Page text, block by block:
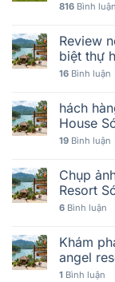
816 Bình luận
Review
biệt thự
16 Bình luận
hách
House
19 Bình luận
Chụp
Resort
6 Bình luận
Khám
angel
1 Bình luận